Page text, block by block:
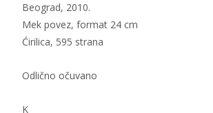
Beograd, 2010.
Mek povez, format 24 cm
Ćirilica, 595 strana
Odlično očuvano
K